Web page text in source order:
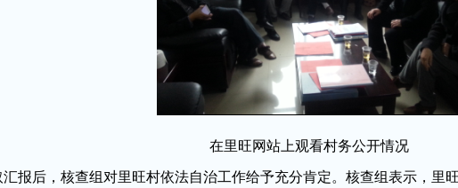
在里旺网站上观看村务公开情况
后，核查组对里旺村依法自治工作给予充分肯定。核查组表示，里